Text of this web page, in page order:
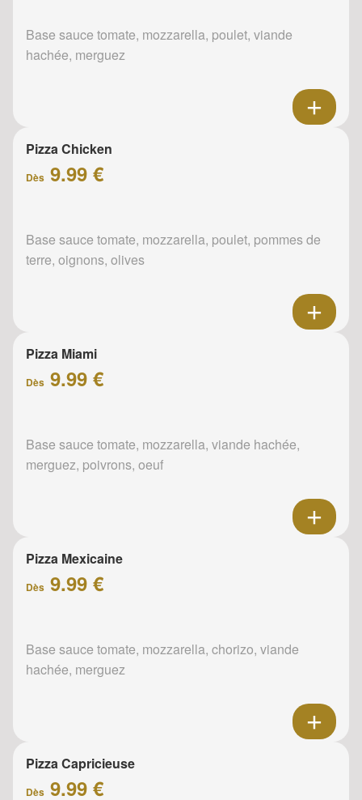
Base sauce tomate, mozzarella, poulet, viande
hachée, merguez
Pizza Chicken
Dès 9.99 €
Base sauce tomate, mozzarella, poulet, pommes de
terre, oignons, olives
Pizza Miami
Dès 9.99 €
Base sauce tomate, mozzarella, viande hachée,
merguez, poivrons, oeuf
Pizza Mexicaine
Dès 9.99 €
Base sauce tomate, mozzarella, chorizo, viande
hachée, merguez
Pizza Capricieuse
Dès 9.99 €